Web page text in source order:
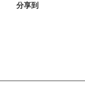
分享到